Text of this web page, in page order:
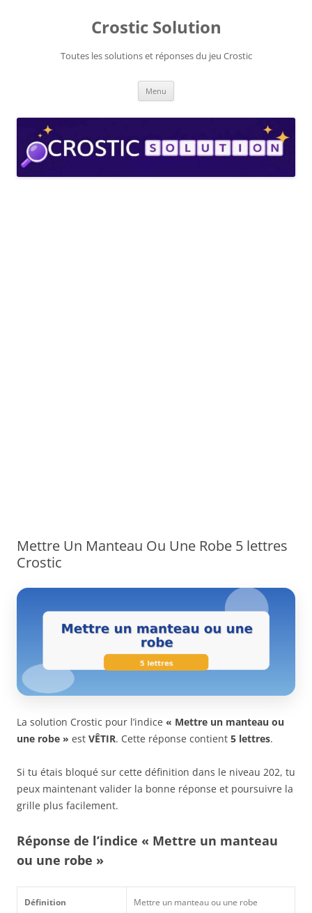
Crostic Solution
Toutes les solutions et réponses du jeu Crostic
Menu
Mettre Un Manteau Ou Une Robe 5 lettres
Crostic
La solution Crostic pour l’indice « Mettre un manteau ou
une robe » est VÊTIR. Cette réponse contient 5 lettres.
Si tu étais bloqué sur cette définition dans le niveau 202, tu
peux maintenant valider la bonne réponse et poursuivre la
grille plus facilement.
Réponse de l’indice « Mettre un manteau
ou une robe »
Définition Mettre un manteau ou une robe